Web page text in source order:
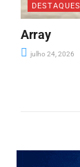
DESTAQUES
Array
julho 24, 2026